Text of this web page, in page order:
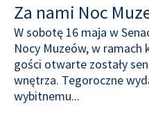
Za nami Noc
W sobotę 16 maja w
Nocy Muzeów, w
gości otwarte zostały
wnętrza. Tegoroczne
wybitnemu...